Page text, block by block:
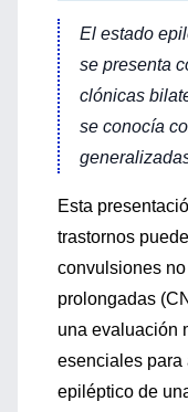
El estado
se presenta
clónicas
se conocía
Esta
trastornos
convulsiones
prolongadas
una evaluación
esenciales para
epiléptico de